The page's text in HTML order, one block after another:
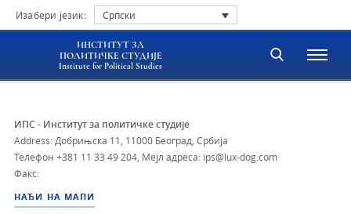
Изабери језик: Српски
ИНСТИТУТ ЗА
ПОЛИТИЧКЕ СТУДИЈЕ
Institute for Political Studies
ИПС - Институт за политичке студије
Address: Добрињска 11, 11000 Београд, Србија
Телефон +381 11 33 49 204 Мејл адреса: ips@lux-dog.com
Факс:
НАЂИ НА МАПИ